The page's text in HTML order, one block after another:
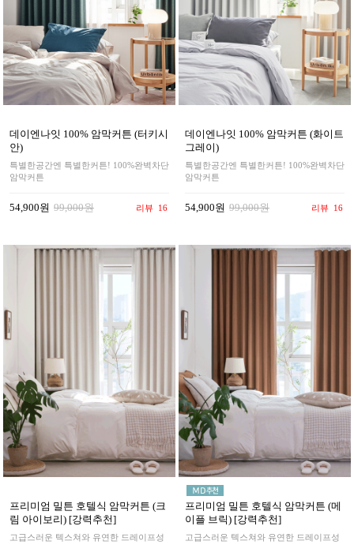
데이엔나잇 100% 암막커튼 (터키시
안)
특별한공간엔 특별한커튼! 100%완벽차단
암막커튼
54,900원 99,000원 리뷰 16
데이엔나잇 100% 암막커튼 (화이트
그레이)
특별한공간엔 특별한커튼! 100%완벽차단
암막커튼
54,900원 99,000원 리뷰 16
프리미엄 밀튼 호텔식 암막커튼 (크
림 아이보리) [강력추천]
고급스러운 텍스쳐와 유연한 드레이프성
프리미엄 밀튼 호텔식 암막커튼 (메
이플 브릭) [강력추천]
고급스러운 텍스쳐와 유연한 드레이프성